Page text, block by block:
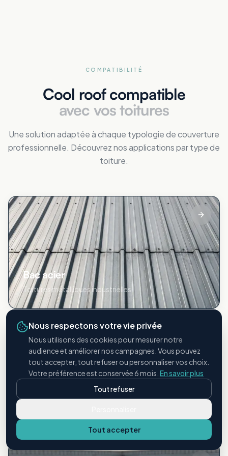
COMPATIBILITÉ
Cool roof compatible
avec vos toitures
Une solution adaptée à chaque typologie de couverture
professionnelle. Découvrez nos applications par type de
toiture.
Bac acier
Toitures métalliques industrielles
Étanchéité bitumineuse
Nous respectons votre vie privée
Nous utilisons des cookies pour mesurer notre
audience et améliorer nos campagnes. Vous pouvez
tout accepter, tout refuser ou personnaliser vos choix.
Votre préférence est conservée 6 mois. En savoir plus
Tout refuser
Tout accepter